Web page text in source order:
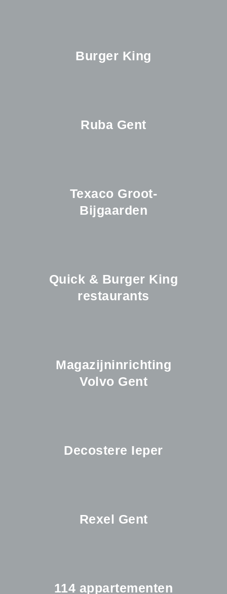
Burger King
Ruba Gent
Texaco Groot-
Bijgaarden
Quick & Burger King
restaurants
Magazijninrichting
Volvo Gent
Decostere Ieper
Rexel Gent
114 appartementen